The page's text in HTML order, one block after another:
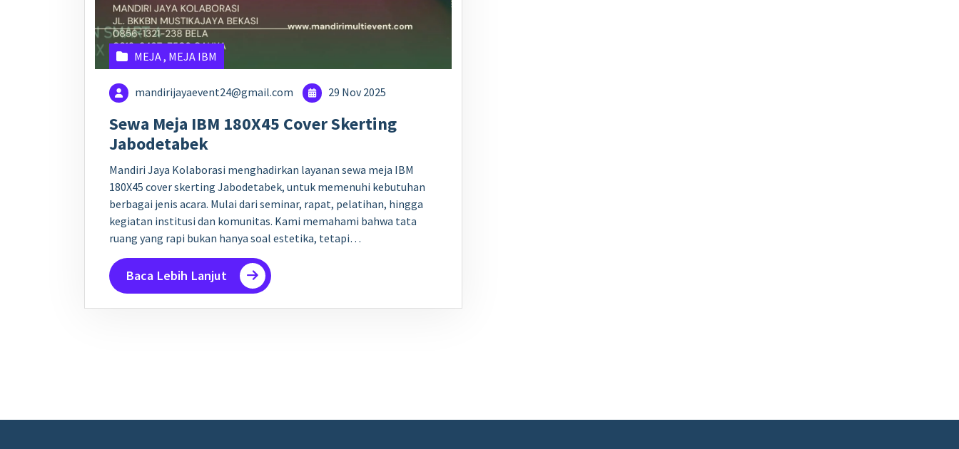
MEJA, MEJA IBM
mandirijayaevent24@gmail.com 29 Nov 2025
Sewa Meja IBM 180X45 Cover Skerting
Jabodetabek
Mandiri Jaya Kolaborasi menghadirkan layanan sewa meja IBM
180X45 cover skerting Jabodetabek, untuk memenuhi kebutuhan
berbagai jenis acara. Mulai dari seminar, rapat, pelatihan, hingga
kegiatan institusi dan komunitas. Kami memahami bahwa tata
ruang yang rapi bukan hanya soal estetika, tetapi…
Baca Lebih Lanjut